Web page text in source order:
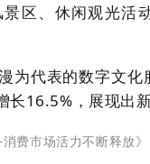
区、休闲观光活
为代表的数字文
16.5%，展现出新
费市场活力不断释放》